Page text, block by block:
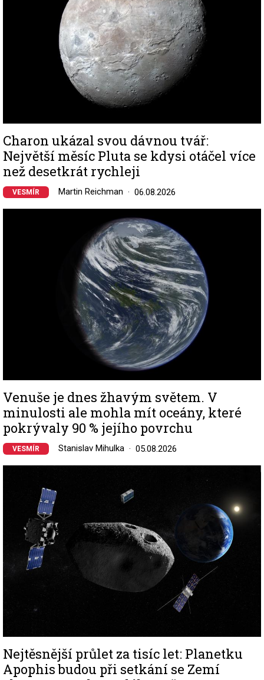
Charon ukázal svou dávnou tvář:
Největší měsíc Pluta se kdysi otáčel více
než desetkrát rychleji
VESMÍR Martin Reichman 06.08.2026
Venuše je dnes žhavým světem. V
minulosti ale mohla mít oceány, které
pokrývaly 90 % jejího povrchu
VESMÍR Stanislav Mihulka 05.08.2026
Nejtěsnější průlet za tisíc let: Planetku
Apophis budou při setkání se Zemí